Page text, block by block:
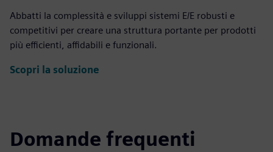
Abbatti la complessità e sviluppi sistemi E/E robusti e
competitivi per creare una struttura portante per prodotti
più efficienti, affidabili e funzionali.
Scopri la soluzione
Domande frequenti